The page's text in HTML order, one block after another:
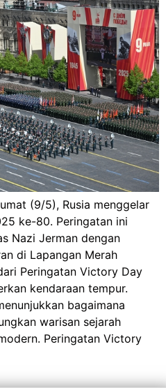
(9/5), Rusia menggelar
ke-80. Peringatan ini
Nazi Jerman dengan
di Lapangan Merah
Peringatan Victory Day
kendaraan tempur.
bagaimana
warisan sejarah
Peringatan Victory